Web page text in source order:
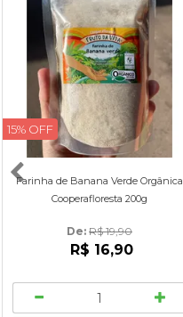
15% OFF
Farinha de Banana Verde Orgânica
Cooperafloresta 200g
De: R$ 19,90
R$ 16,90